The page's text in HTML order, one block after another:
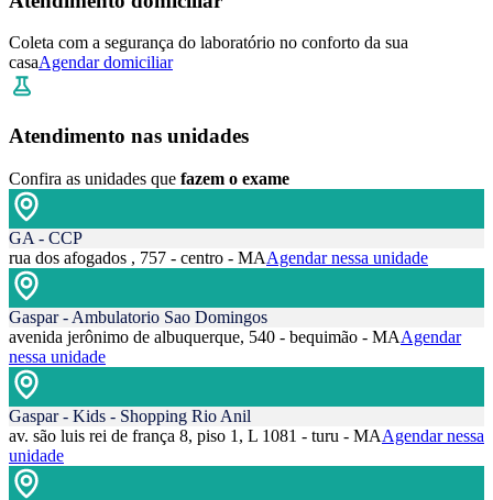
Coleta com a segurança do laboratório no conforto da sua
casaAgendar domiciliar
Atendimento nas unidades
Confira as unidades que fazem o exame
GA - CCP
rua dos afogados , 757 - centro - MAAgendar nessa unidade
Gaspar - Ambulatorio Sao Domingos
avenida jerônimo de albuquerque, 540 - bequimão - MAAgendar
nessa unidade
Gaspar - Kids - Shopping Rio Anil
av. são luis rei de frança 8, piso 1, L 1081 - turu - MAAgendar nessa
unidade